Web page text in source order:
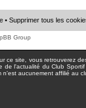
• Supprimer tous les
Group
site, vous retrouverez
de l'actualité du Club
aucunement affilié au